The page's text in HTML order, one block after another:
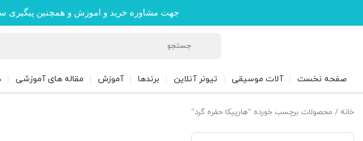
جهت مشاوره خرید و اموزش و همچنین پیگیری
صفحه نخست آلات موسیقی تیونر آنلاین برندها آموزش مقاله های آموزشی
خانه / محصولات برچسب خورده “هارپیکا حفره گرد”